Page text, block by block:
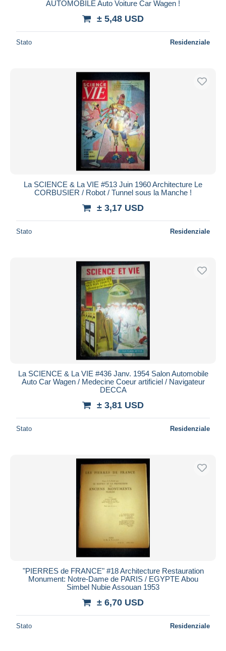
AUTOMOBILE Auto Voiture Car Wagen !
± 5,48 USD
Stato Residenziale
La SCIENCE & La VIE #513 Juin 1960 Architecture Le
CORBUSIER / Robot / Tunnel sous la Manche !
± 3,17 USD
Stato Residenziale
La SCIENCE & La VIE #436 Janv. 1954 Salon Automobile
Auto Car Wagen / Medecine Coeur artificiel / Navigateur
DECCA
± 3,81 USD
Stato Residenziale
"PIERRES de FRANCE" #18 Architecture Restauration
Monument: Notre-Dame de PARIS / EGYPTE Abou
Simbel Nubie Assouan 1953
± 6,70 USD
Stato Residenziale